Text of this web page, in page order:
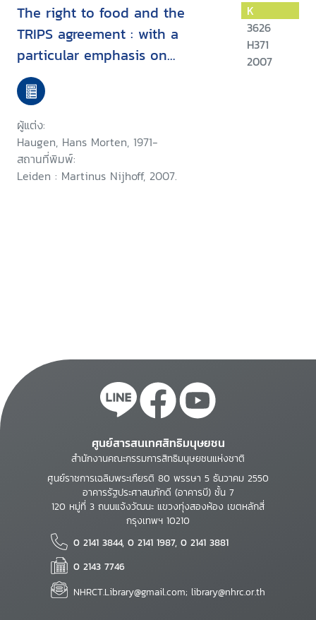
The right to food and the
TRIPS agreement : with a
particular emphasis on
developing countries' measures
for food production and
distribution
ผู้แต่ง:
Haugen, Hans Morten, 1971-
สถานที่พิมพ์:
Leiden : Martinus Nijhoff, 2007.
K
3626
H371
2007
ศูนย์สารสนเทศสิทธิมนุษยชน
สำนักงานคณะกรรมการสิทธิมนุษยชนแห่งชาติ
ศูนย์ราชการเฉลิมพระเกียรติ 80 พรรษา 5 ธันวาคม 2550
อาคารรัฐประศาสนภักดี (อาคารบี) ชั้น 7
120 หมู่ที่ 3 ถนนแจ้งวัฒนะ แขวงทุ่งสองห้อง เขตหลักสี่
กรุงเทพฯ 10210
0 2141 3844, 0 2141 1987, 0 2141 3881
0 2143 7746
NHRCT.Library@gmail.com; library@nhrc.or.th